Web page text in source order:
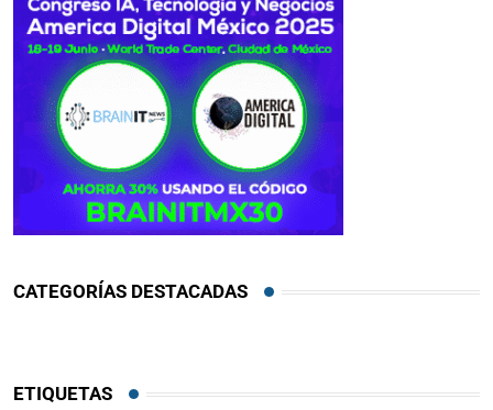
CATEGORÍAS DESTACADAS
ETIQUETAS